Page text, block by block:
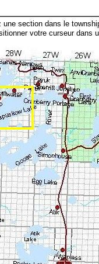
une section dans le
votre curseur dans